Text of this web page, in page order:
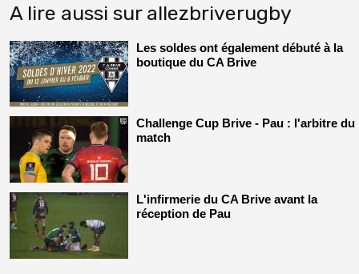
A lire aussi sur allezbriverugby
Les soldes ont également débuté à la
boutique du CA Brive
Challenge Cup Brive - Pau : l'arbitre du
match
L'infirmerie du CA Brive avant la
réception de Pau